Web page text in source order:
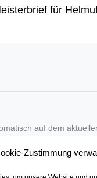
Zustimmung
für
auf dem
Newsletter-